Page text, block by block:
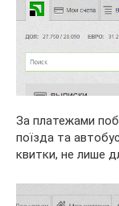
За платежами
поїзда та
квитки, не лише